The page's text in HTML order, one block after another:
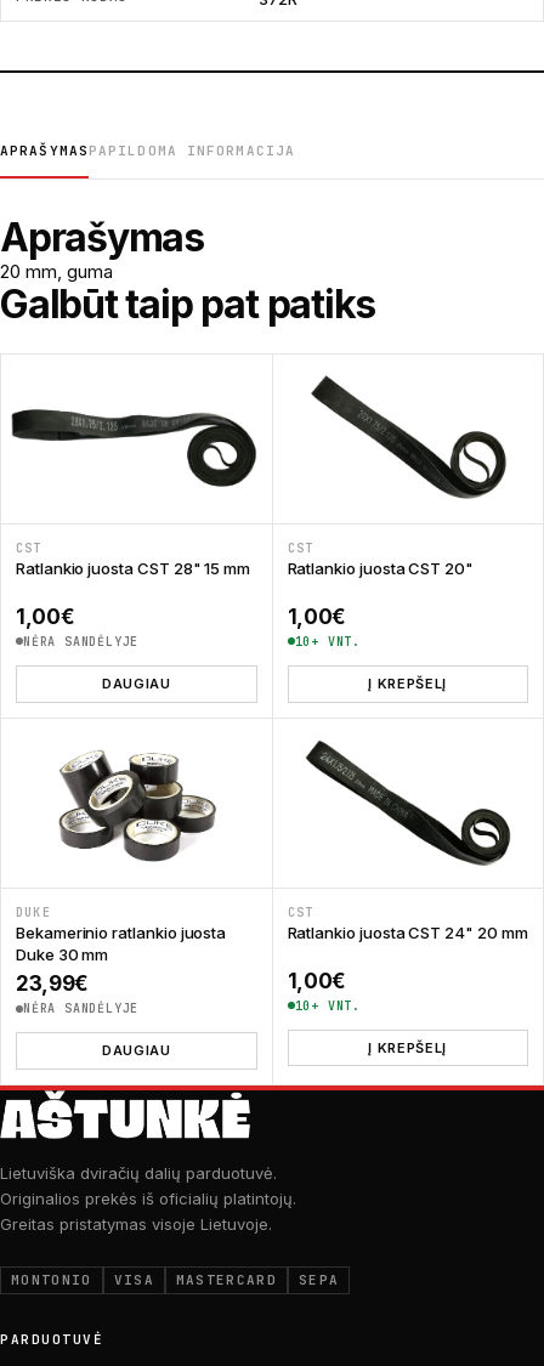
APRAŠYMAS PAPILDOMA INFORMACIJA
Aprašymas
20 mm, guma
Galbūt taip pat patiks
CST
Ratlankio juosta CST 28" 15 mm
1,00€
NĖRA SANDĖLYJE
DAUGIAU
CST
Ratlankio juosta CST 20"
1,00€
10+ VNT.
Į KREPŠELĮ
DUKE
Bekamerinio ratlankio juosta
Duke 30 mm
23,99€
NĖRA SANDĖLYJE
DAUGIAU
CST
Ratlankio juosta CST 24" 20 mm
1,00€
10+ VNT.
Į KREPŠELĮ
Lietuviška dviračių dalių parduotuvė.
Originalios prekės iš oficialių platintojų.
Greitas pristatymas visoje Lietuvoje.
MONTONIO VISA MASTERCARD SEPA
PARDUOTUVĖ